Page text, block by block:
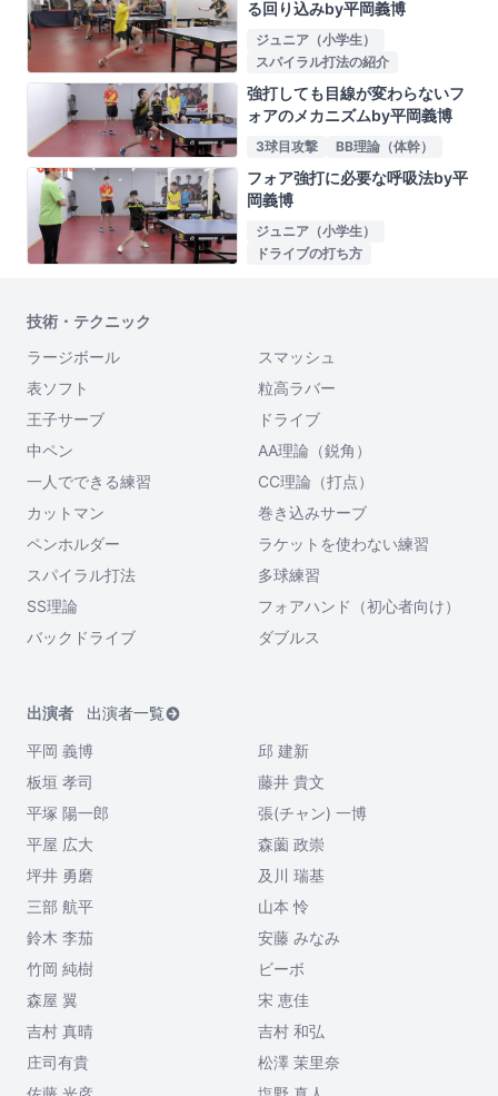
る回り込みby平岡義博
ジュニア（小学生）
スパイラル打法の紹介
強打しても目線が変わらないフ
ォアのメカニズムby平岡義博
3球目攻撃 BB理論（体幹）
フォア強打に必要な呼吸法by平
岡義博
ジュニア（小学生）
ドライブの打ち方
技術・テクニック
ラージボール
スマッシュ
表ソフト
粒高ラバー
王子サーブ
ドライブ
中ペン
AA理論（鋭角）
一人でできる練習
CC理論（打点）
カットマン
巻き込みサーブ
ペンホルダー
ラケットを使わない練習
スパイラル打法
多球練習
SS理論
フォアハンド（初心者向け）
バックドライブ
ダブルス
出演者
出演者一覧
平岡 義博
邱 建新
板垣 孝司
藤井 貴文
平塚 陽一郎
張(チャン) 一博
平屋 広大
森薗 政崇
坪井 勇磨
及川 瑞基
三部 航平
山本 怜
鈴木 李茄
安藤 みなみ
竹岡 純樹
ビーボ
森屋 翼
宋 恵佳
吉村 真晴
吉村 和弘
庄司有貴
松澤 茉里奈